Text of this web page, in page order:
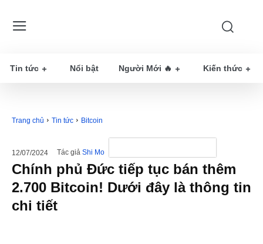
Tin tức Nổi bật Người Mới 🔥 Kiến thức
Trang chủ Tin tức Bitcoin
12/07/2024 Tác giả Shi Mo
Chính phủ Đức tiếp tục bán thêm
2.700 Bitcoin! Dưới đây là thông tin
chi tiết